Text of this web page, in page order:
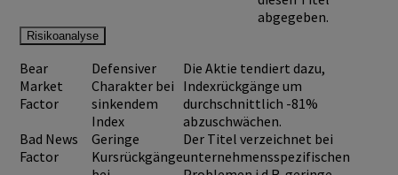
abgegeben.
Risikoanalyse
Bear
Market
Factor
Defensiver
Charakter bei
sinkendem
Index
Die Aktie tendiert dazu,
Indexrückgänge um
durchschnittlich -81%
abzuschwächen.
Bad News
Factor
Geringe
Kursrückgänge
Der Titel verzeichnet bei
unternehmensspezifischen